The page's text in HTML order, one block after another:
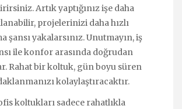
Artık yaptığınız işe daha
projelerinizi daha hızlı
şansı yakalarsınız. Unutmayın, iş
ile konfor arasında doğrudan
Rahat bir koltuk, gün boyu süren
kolaylaştıracaktır.
koltukları sadece rahatlıkla